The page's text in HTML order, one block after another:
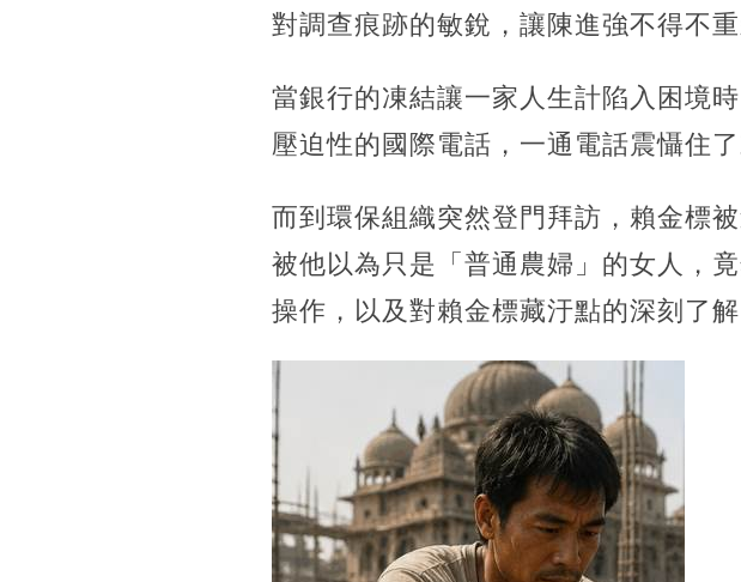
對調查痕跡的敏銳，讓陳進強不得不重
當銀行的凍結讓一家人生計陷入困境
壓迫性的國際電話，一通電話震懾住了
而到環保組織突然登門拜訪，賴金標
被他以為只是「普通農婦」的女人，
操作，以及對賴金標藏汙點的深刻了